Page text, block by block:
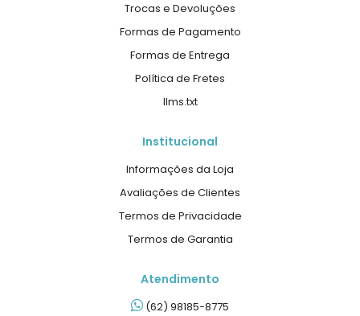
Trocas e Devoluções
Formas de Pagamento
Formas de Entrega
Política de Fretes
llms.txt
Institucional
Informações da Loja
Avaliações de Clientes
Termos de Privacidade
Termos de Garantia
Atendimento
(62) 98185-8775